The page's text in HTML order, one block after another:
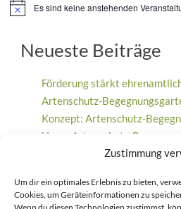
Zustimmung
Um dir ein optimales Erlebnis zu bieten,
Cookies, um Geräteinformationen zu
HinweisEs sind keine anstehenden
Neueste Beiträge
Förderung stärkt
Artenschutz-
Konzept: Artenschutz-
Unser Artenschutz-
Ein Meilenstein für den
Wohnungsgenossenschaft
jähriges Jubiläum und